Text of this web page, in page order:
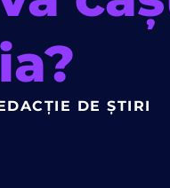
DE ȘTIRI